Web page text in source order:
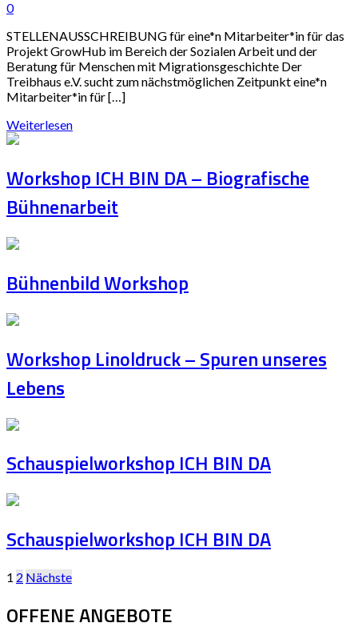
0
STELLENAUSSCHREIBUNG für eine*n Mitarbeiter*in für das
Projekt GrowHub im Bereich der Sozialen Arbeit und der
Beratung für Menschen mit Migrationsgeschichte Der
Treibhaus e.V. sucht zum nächstmöglichen Zeitpunkt eine*n
Mitarbeiter*in für […]
Weiterlesen
Workshop ICH BIN DA – Biografische
Bühnenarbeit
Bühnenbild Workshop
Workshop Linoldruck – Spuren unseres
Lebens
Schauspielworkshop ICH BIN DA
Schauspielworkshop ICH BIN DA
Seitennummerierung
der
1 2 Nächste
OFFENE ANGEBOTE